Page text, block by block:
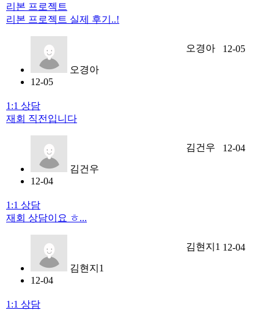
리본 프로젝트
리본 프로젝트 실제 후기..!
오경아
12-05
오경아 12-05
1:1 상담
재회 직전입니다
김건우
12-04
김건우 12-04
1:1 상담
재회 상담이요 ㅎ...
김현지1
12-04
김현지1 12-04
1:1 상담